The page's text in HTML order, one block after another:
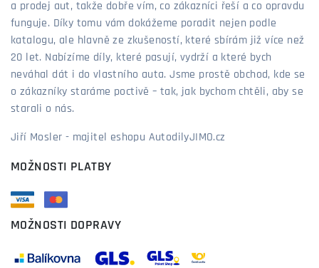
a prodej aut, takže dobře vím, co zákazníci řeší a co opravdu
funguje. Díky tomu vám dokážeme poradit nejen podle
katalogu, ale hlavně ze zkušeností, které sbírám již více než
20 let. Nabízíme díly, které pasují, vydrží a které bych
neváhal dát i do vlastního auta. Jsme prostě obchod, kde se
o zákazníky staráme poctivě – tak, jak bychom chtěli, aby se
starali o nás.
Jiří Mosler - majitel eshopu AutodilyJIMO.cz
MOŽNOSTI PLATBY
MOŽNOSTI DOPRAVY